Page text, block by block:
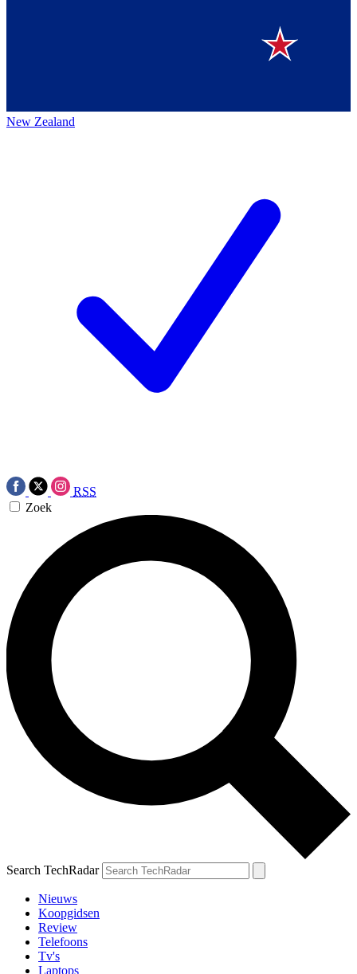
New Zealand
RSS
Zoek
Search TechRadar
Nieuws
Koopgidsen
Review
Telefoons
Tv's
Laptops